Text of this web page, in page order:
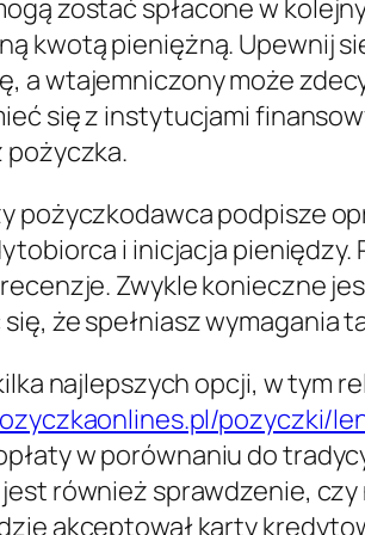
zostać spłacone w
kwotą pieniężną. Upewnij
a wtajemniczony może
się z instytucjami
pożyczka.
pożyczkodawca podpisze
i inicjacja
Zwykle konieczne
że spełniasz wymagania
najlepszych opcji, w tym
pozyczki/
w porównaniu do
również sprawdzenie,
akceptował karty